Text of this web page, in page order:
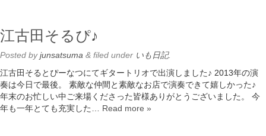
江古田そるぴ♪
Posted byjunsatsuma & filed under いも日記.
江古田そるとぴーなつにてギタートリオで出演しました♪ 2013年の演
奏は今日で最後。 素敵な仲間と素敵なお店で演奏できて嬉しかった♪
年末のお忙しい中ご来場くださった皆様ありがとうございました。 今
年も一年とても充実した… Read more »